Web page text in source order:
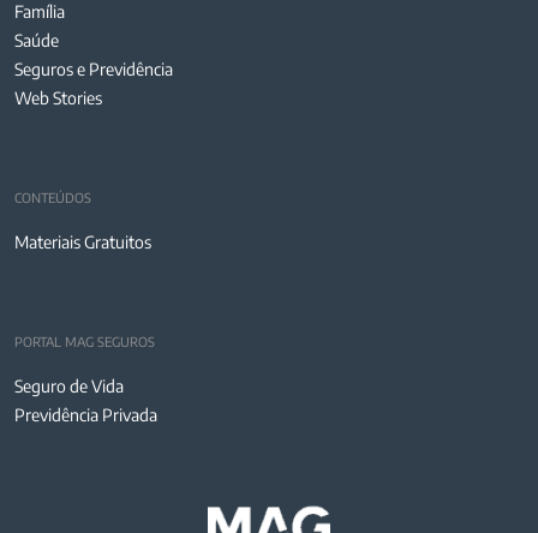
Família
Saúde
Seguros e Previdência
Web Stories
CONTEÚDOS
Materiais Gratuitos
PORTAL MAG SEGUROS
Seguro de Vida
Previdência Privada